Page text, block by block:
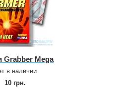
Grabber Mega
в наличии
10 грн.